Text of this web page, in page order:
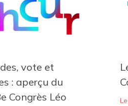
vote et
: aperçu du
Congrès Léo